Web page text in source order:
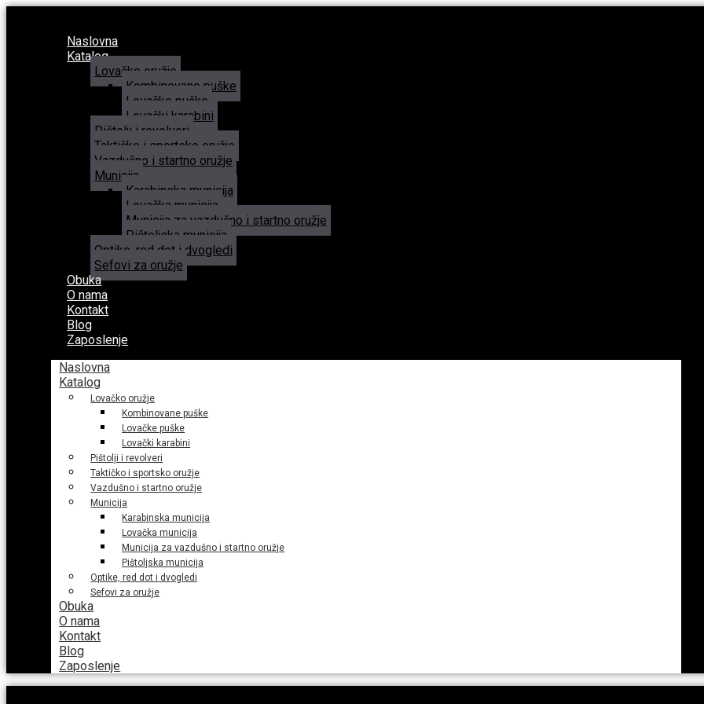
Naslovna
Katalog
Lovačko oružje
Kombinovane puške
Lovačke puške
Lovački karabini
Pištolji i revolveri
Taktičko i sportsko oružje
Vazdušno i startno oružje
Municija
Karabinska municija
Lovačka municija
Municija za vazdušno i startno oružje
Pištoljska municija
Optike, red dot i dvogledi
Sefovi za oružje
Obuka
O nama
Kontakt
Blog
Zaposlenje
Naslovna
Katalog
Lovačko oružje
Kombinovane puške
Lovačke puške
Lovački karabini
Pištolji i revolveri
Taktičko i sportsko oružje
Vazdušno i startno oružje
Municija
Karabinska municija
Lovačka municija
Municija za vazdušno i startno oružje
Pištoljska municija
Optike, red dot i dvogledi
Sefovi za oružje
Obuka
O nama
Kontakt
Blog
Zaposlenje